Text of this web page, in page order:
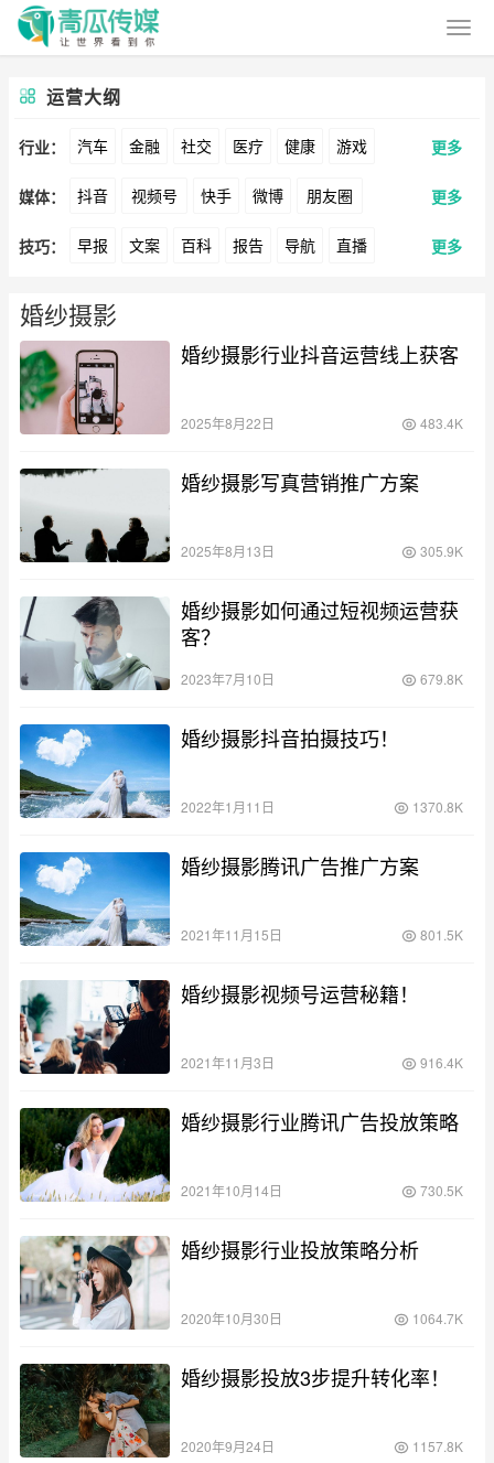
运营大纲
行业： 汽车 金融 社交 医疗 健康 游戏
动漫 美妆 美食 家装 教育 婚纱
酒旅 母婴 宠物 文娱 跨境 科技
广告
更多
媒体： 抖音 视频号 快手 微博 朋友圈
公众号 B站 小红书 头条 知乎
360
最右 谷歌 Facebook Tiktok
YouTube
更多
技巧： 早报 文案 百科 报告 导航 直播
涨粉 推广 方案 策划 案例
数据
更多
婚纱摄影
婚纱摄影行业抖音运营线上获客
2025年8月22日 483.4K
婚纱摄影写真营销推广方案
2025年8月13日 305.9K
婚纱摄影如何通过短视频运营获
客？
2023年7月10日 679.8K
婚纱摄影抖音拍摄技巧！
2022年1月11日 1370.8K
婚纱摄影腾讯广告推广方案
2021年11月15日 801.5K
婚纱摄影视频号运营秘籍！
2021年11月3日 916.4K
婚纱摄影行业腾讯广告投放策略
2021年10月14日 730.5K
婚纱摄影行业投放策略分析
2020年10月30日 1064.7K
婚纱摄影投放3步提升转化率！
2020年9月24日 1157.8K